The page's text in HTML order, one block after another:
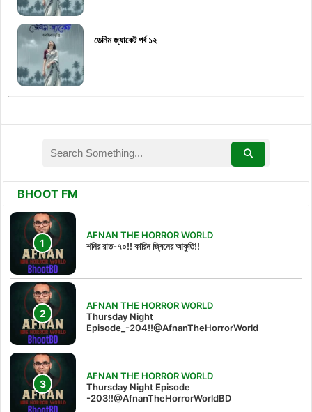
ডেনিম জ্যাকেট পর্ব ১২
BHOOT FM
AFNAN THE HORROR WORLD
শনির রাত-৭০!! কারিন জ্বিনের আকুতি!!
AFNAN THE HORROR WORLD
Thursday Night
Episode_-204!!@AfnanTheHorrorWorld
AFNAN THE HORROR WORLD
Thursday Night Episode
-203!!@AfnanTheHorrorWorldBD